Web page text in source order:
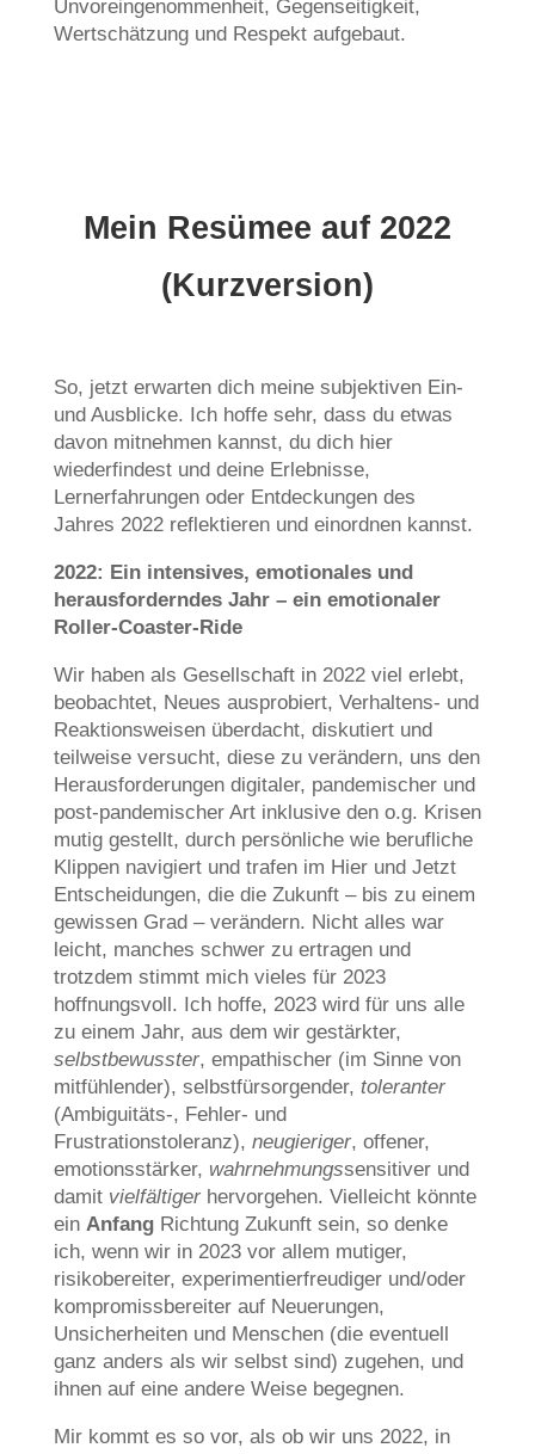
Unvoreingenommenheit, Gegenseitigkeit,
Wertschätzung und Respekt aufgebaut.
Mein Resümee auf 2022
(Kurzversion)
So, jetzt erwarten dich meine subjektiven Ein-
und Ausblicke. Ich hoffe sehr, dass du etwas
davon mitnehmen kannst, du dich hier
wiederfindest und deine Erlebnisse,
Lernerfahrungen oder Entdeckungen des
Jahres 2022 reflektieren und einordnen kannst.
2022: Ein intensives, emotionales und
herausforderndes Jahr – ein emotionaler
Roller-Coaster-Ride
Wir haben als Gesellschaft in 2022 viel erlebt,
beobachtet, Neues ausprobiert, Verhaltens- und
Reaktionsweisen überdacht, diskutiert und
teilweise versucht, diese zu verändern, uns den
Herausforderungen digitaler, pandemischer und
post-pandemischer Art inklusive den o.g. Krisen
mutig gestellt, durch persönliche wie berufliche
Klippen navigiert und trafen im Hier und Jetzt
Entscheidungen, die die Zukunft – bis zu einem
gewissen Grad – verändern. Nicht alles war
leicht, manches schwer zu ertragen und
trotzdem stimmt mich vieles für 2023
hoffnungsvoll. Ich hoffe, 2023 wird für uns alle
zu einem Jahr, aus dem wir gestärkter,
selbstbewusster, empathischer (im Sinne von
mitfühlender), selbstfürsorgender, toleranter
(Ambiguitäts-, Fehler- und
Frustrationstoleranz), neugieriger, offener,
emotionsstärker, wahrnehmungssensitiver und
damit vielfältigerhervorgehen. Vielleicht könnte
ein AnfangRichtung Zukunft sein, so denke
ich, wenn wir in 2023 vor allem mutiger,
risikobereiter, experimentierfreudiger und/oder
kompromissbereiter auf Neuerungen,
Unsicherheiten und Menschen (die eventuell
ganz anders als wir selbst sind) zugehen, und
ihnen auf eine andere Weise begegnen.
Mir kommt es so vor, als ob wir uns 2022, in